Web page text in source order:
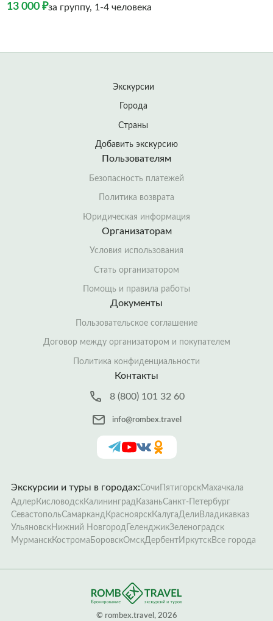
13 000 ₽за группу, 1-4 человека
Экскурсии
Города
Страны
Добавить экскурсию
Пользователям
Безопасность платежей
Политика возврата
Юридическая информация
Организаторам
Условия использования
Стать организатором
Помощь и правила работы
Документы
Пользовательское соглашение
Договор между организатором и покупателем
Политика конфиденциальности
Контакты
8 (800) 101 32 60
info@rombex.travel
Экскурсии и туры в городах:Сочи ПятигорскМахачкала
Адлер КисловодскКалининградКазаньСанкт-Петербург
СевастопольСамаркандКрасноярскКалугаДели Владикавказ
УльяновскНижний НовгородГеленджикЗеленоградск
МурманскКострома БоровскОмскДербентИркутскВсе города
­© rombex.travel, 2026